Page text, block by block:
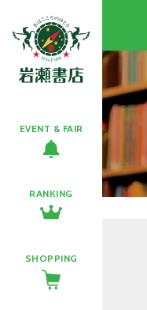
EVENT & FAIR
RANKING
SHOPPING